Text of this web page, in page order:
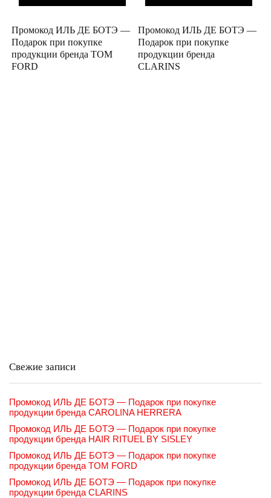
Промокод ИЛЬ ДЕ БОТЭ —
Подарок при покупке
продукции бренда TOM
FORD
Промокод ИЛЬ ДЕ БОТЭ —
Подарок при покупке
продукции бренда
CLARINS
Свежие записи
Промокод ИЛЬ ДЕ БОТЭ — Подарок при покупке
продукции бренда CAROLINA HERRERA
Промокод ИЛЬ ДЕ БОТЭ — Подарок при покупке
продукции бренда HAIR RITUEL BY SISLEY
Промокод ИЛЬ ДЕ БОТЭ — Подарок при покупке
продукции бренда TOM FORD
Промокод ИЛЬ ДЕ БОТЭ — Подарок при покупке
продукции бренда CLARINS